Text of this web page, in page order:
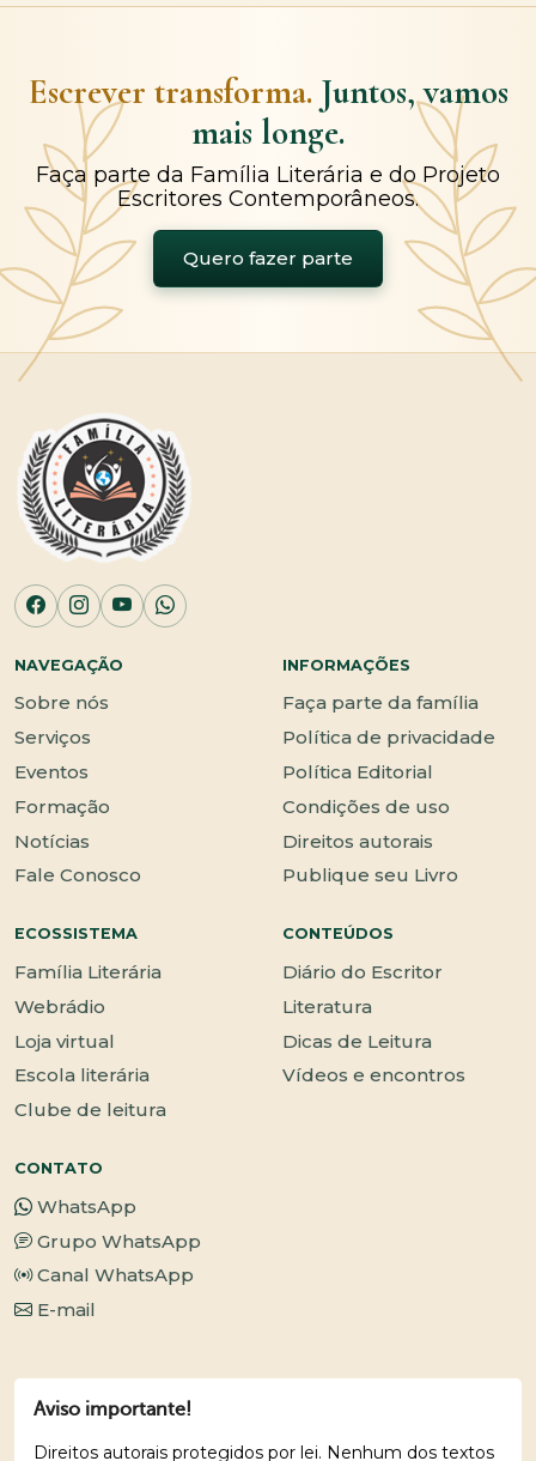
Escrever transforma. Juntos, vamos
mais longe.
Faça parte da Família Literária e do Projeto
Escritores Contemporâneos.
Quero fazer parte
NAVEGAÇÃO
Sobre nós
Serviços
Eventos
Formação
Notícias
Fale Conosco
INFORMAÇÕES
Faça parte da família
Política de privacidade
Política Editorial
Condições de uso
Direitos autorais
Publique seu Livro
ECOSSISTEMA
Família Literária
Webrádio
Loja virtual
Escola literária
Clube de leitura
CONTEÚDOS
Diário do Escritor
Literatura
Dicas de Leitura
Vídeos e encontros
CONTATO
WhatsApp
Grupo WhatsApp
Canal WhatsApp
E-mail
Aviso importante!
Direitos autorais protegidos por lei. Nenhum dos textos